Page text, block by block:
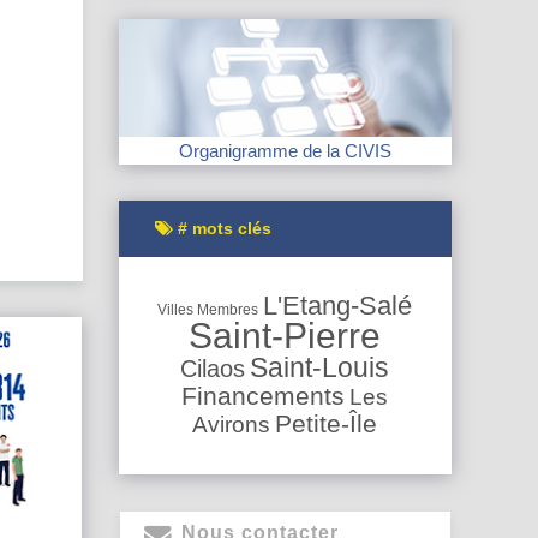
Organigramme de la CIVIS
# mots clés
Villes Membres L'Etang-Salé
Saint-Pierre
Cilaos Saint-Louis
Financements Les
Avirons Petite-Île
Nous contacter